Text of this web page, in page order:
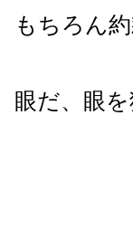
もちろん
眼だ、眼を